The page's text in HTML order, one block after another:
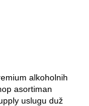
alkoholnih
asortiman
uslugu duž